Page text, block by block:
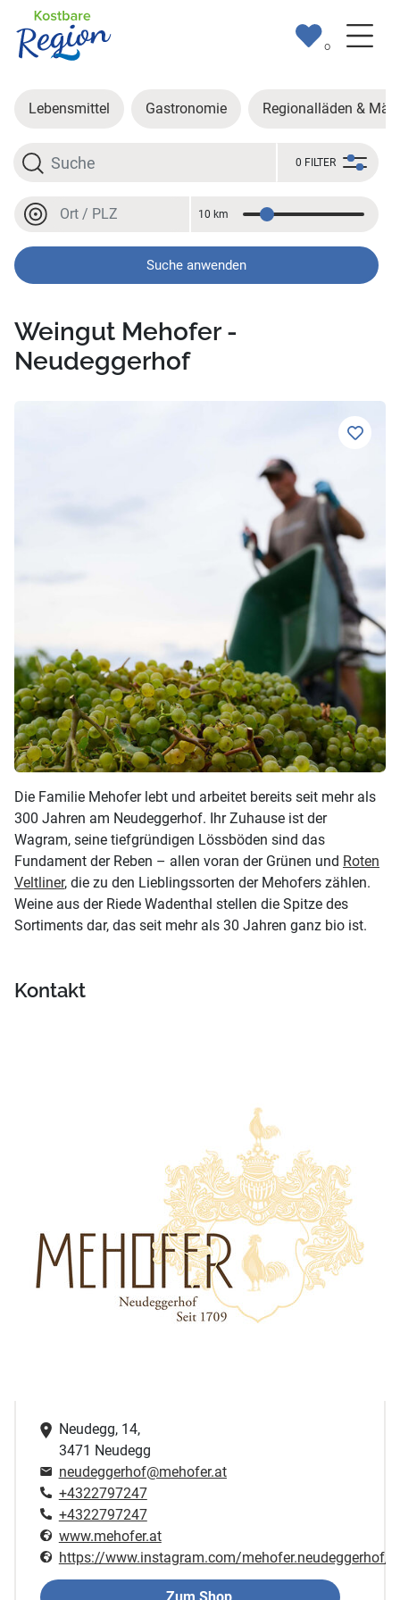
0
Lebensmittel Gastronomie Regionalläden &
Suche
0 FILTER
Ort oder PLZ
Entfernung
10 km
Suche anwenden
Weingut Mehofer -
Neudeggerhof
Die Familie Mehofer lebt und arbeitet bereits seit mehr als
300 Jahren am Neudeggerhof. Ihr Zuhause ist der
Wagram, seine tiefgründigen Lössböden sind das
Fundament der Reben – allen voran der Grünen und Roten
Veltliner, die zu den Lieblingssorten der Mehofers zählen.
Weine aus der Riede Wadenthal stellen die Spitze des
Sortiments dar, das seit mehr als 30 Jahren ganz bio ist.
Kontakt
Neudegg, 14,
3471 Neudegg
neudeggerhof@mehofer.at
+4322797247
+4322797247
www.mehofer.at
https://www.instagram.com/mehofer.neudeggerhof/